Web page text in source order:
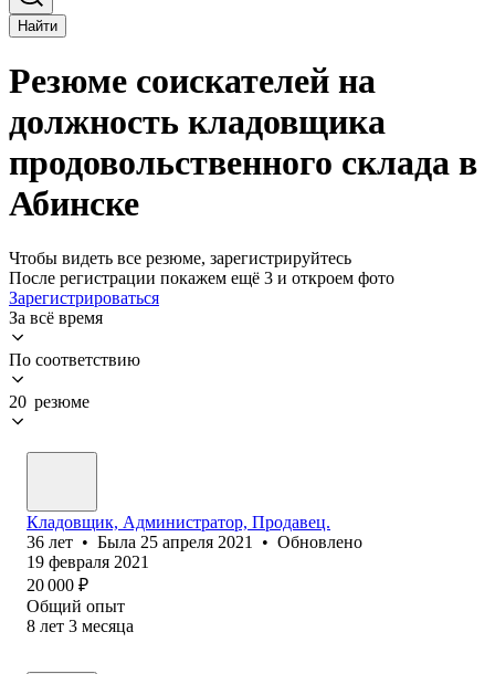
Найти
Резюме соискателей на
должность кладовщика
продовольственного склада в
Абинске
Чтобы видеть все резюме, зарегистрируйтесь
После регистрации покажем ещё 3 и откроем фото
Зарегистрироваться
За всё время
По соответствию
20 резюме
Кладовщик, Администратор, Продавец.
36 лет • Была 25 апреля 2021 • Обновлено
19 февраля 2021
20 000 ₽
Общий опыт
8 лет 3 месяца